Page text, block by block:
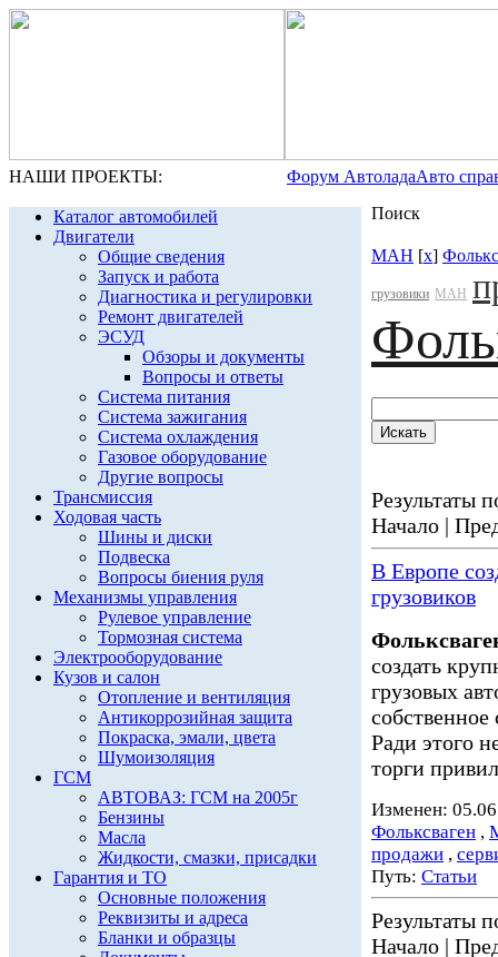
НАШИ ПРОЕКТЫ: Форум АвтоладаАвто
Каталог автомобилей
Двигатели
Общие сведения
Запуск и работа
Диагностика и регулировки
Ремонт двигателей
ЭСУД
Обзоры и документы
Вопросы и ответы
Система питания
Система зажигания
Система охлаждения
Газовое оборудование
Другие вопросы
Трансмиссия
Ходовая часть
Шины и диски
Подвеска
Вопросы биения руля
Механизмы управления
Рулевое управление
Тормозная система
Электрооборудование
Кузов и салон
Отопление и вентиляция
Антикоррозийная защита
Покраска, эмали, цвета
Шумоизоляция
ГСМ
АВТОВАЗ: ГСМ на 2005г
Бензины
Масла
Жидкости, смазки, присадки
Гарантия и ТО
Основные положения
Реквизиты и адреса
Бланки и образцы
Поиск
МАН [x]
грузовики МАН
Результаты
Начало |
В Европе
грузовиков
создать
грузовых
собственное
Ради этого
торги
Изменен:
Фольксваген ,
продажи ,
Путь: Статьи
Результаты
Начало |